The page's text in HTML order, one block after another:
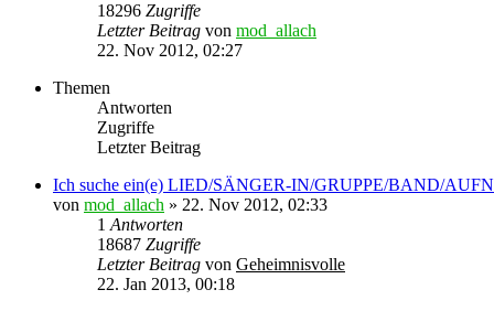
18296 Zugriffe
Letzter Beitrag von mod_allach
22. Nov 2012, 02:27
Themen
Antworten
Zugriffe
Letzter Beitrag
Ich suche ein(e) LIED/SÄNGER-IN/GRUPPE/BAND/
von mod_allach » 22. Nov 2012, 02:33
1Antworten
18687 Zugriffe
Letzter Beitrag von Geheimnisvolle
22. Jan 2013, 00:18